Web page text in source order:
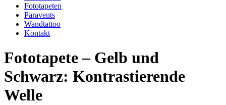
Fototapeten
Paravents
Wandtattoo
Kontakt
Fototapete – Gelb und
Schwarz: Kontrastierende
Welle